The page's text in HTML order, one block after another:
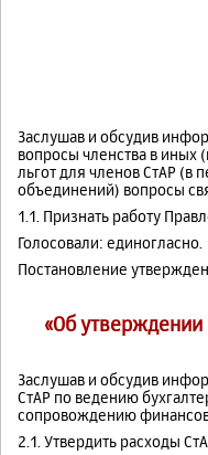
Заслушав и обсудив
вопросы членства в иных
льгот для членов СтАР
объединений) вопросы
1.1. Признать работу
Голосовали: единогласно.
Постановление
«Об утверждении
Заслушав и обсудив
СтАР по ведению
сопровождению
2.1. Утвердить расходы